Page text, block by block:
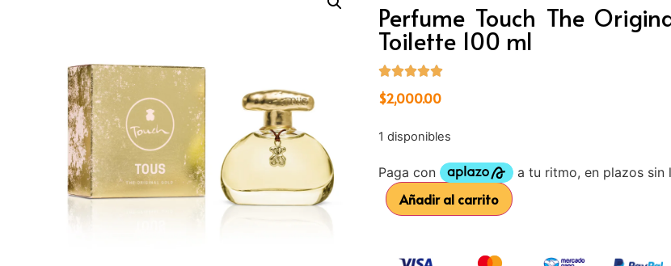
Perfume Touch The
Toilette 100 ml
$2,000.00
1 disponibles
Añadir al carrito